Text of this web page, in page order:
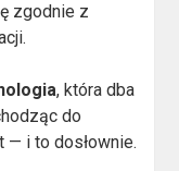
zgodnie z
, która dba
do
— i to dosłownie.